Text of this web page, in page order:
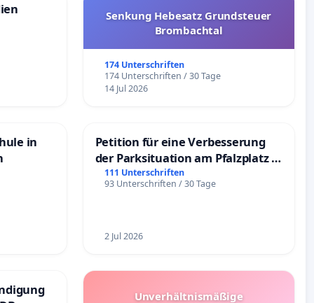
Senkung Hebesatz Grundsteuer
Brombachtal
174 Unterschriften
174 Unterschriften / 30 Tage
14 Jul 2026
in
Petition für eine Verbesserung
der Parksituation am Pfalzplatz in
Mannheim
111 Unterschriften
93 Unterschriften / 30 Tage
2 Jul 2026
Unverhältnismäßige